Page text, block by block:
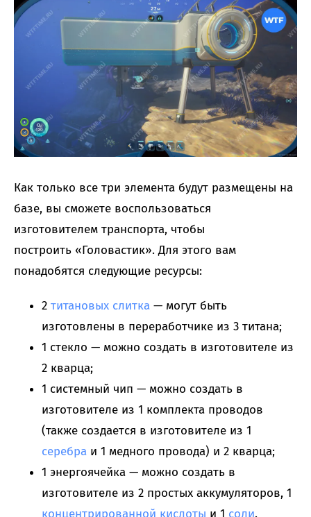
Как только все три элемента будут размещены на
базе, вы сможете воспользоваться
изготовителем транспорта, чтобы
построить «Головастик». Для этого вам
понадобятся следующие ресурсы:
2 титановых слитка — могут быть
изготовлены в переработчике из 3 титана;
1 стекло — можно создать в изготовителе из
2 кварца;
1 системный чип — можно создать в
изготовителе из 1 комплекта проводов
(также создается в изготовителе из 1
серебра и 1 медного провода) и 2 кварца;
1 энергоячейка — можно создать в
изготовителе из 2 простых аккумуляторов, 1
концентрированной кислоты и 1 соли.